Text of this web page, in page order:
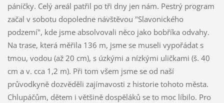
páníčky. Celý areál patřil po tři dny jen nám. Pestrý program
začal v sobotu dopoledne návštěvou "Slavonického
podzemí", kde jsme absolvovali něco jako bobříka odvahy.
Na trase, která měřila 136 m, jsme se museli vypořádat s
tmou, vodou (až 20 cm), s úzkými a nízkými uličkami (š. 40
cm a v. cca 1,2 m). Při tom všem jsme se od naší
průvodkyně dozvěděli zajímavosti z historie tohoto města.
Chlupáčům, dětem i většině dospěláků se to moc líbilo. Pro